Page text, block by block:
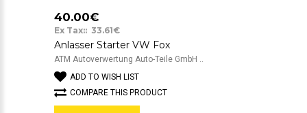
40.00€
Ex Tax:: 33.61€
Anlasser Starter VW Fox
ATM Autoverwertung Auto-Teile GmbH ..
ADD TO WISH LIST
COMPARE THIS PRODUCT